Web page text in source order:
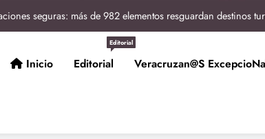
Nahle a la presidenta Claudia Sheinbaum en graduación de
de policías con vocación de servicio y cercanía
Entrega Gobernadora 5 mil apoyos a la Palabra y a la
Nahle a la presidenta Claudia Sheinbaum en graduación de
Inicio Editorial
Editorial
Veracruzan@s